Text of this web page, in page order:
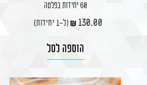
60 יחידות בפלטה
130.00 (ל-1 יחידות)
הוספה לסל